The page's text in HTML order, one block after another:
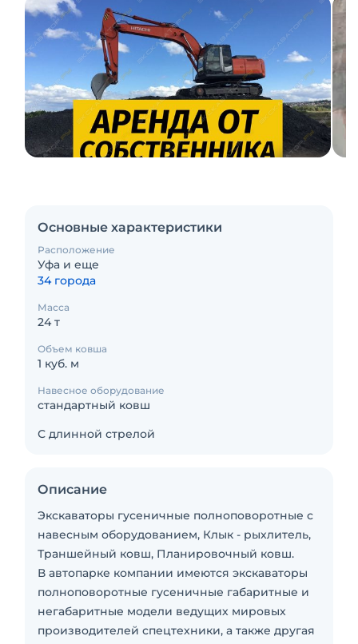
Основные характеристики
Расположение
Уфа и еще
34 города
Масса
24 т
Объем ковша
1 куб. м
Навесное оборудование
стандартный ковш
С длинной стрелой
Описание
Экскаваторы гусеничные полноповоротные с
навесным оборудованием, Клык - рыхлитель,
Траншейный ковш, Планировочный ковш.
В автопарке компании имеются экскаваторы
полноповоротные гусеничные габаритные и
негабаритные модели ведущих мировых
производителей спецтехники, а также другая